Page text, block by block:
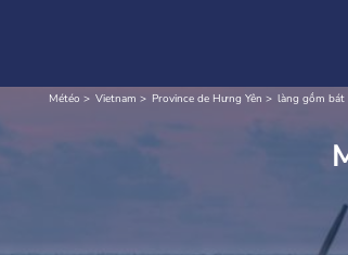
Météo Vietnam Province de Hưng Yên làng gốm bát